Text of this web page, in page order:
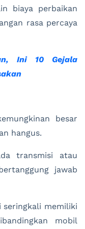
biaya perbaikan
rasa percaya
Ini 10 Gejala
besar
hangus.
transmisi atau
jawab
seringkali memiliki
mobil